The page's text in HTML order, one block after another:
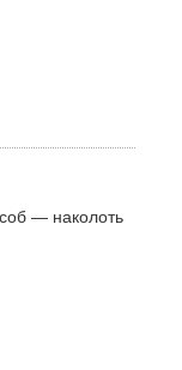
— наколоть